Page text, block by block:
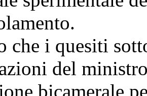
che i quesiti
del
bicamerale